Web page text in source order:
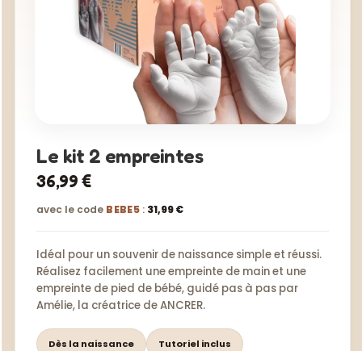
Le kit 2 empreintes
36,99 €
avec le code BEBE5 : 31,99 €
Idéal pour un souvenir de naissance simple et réussi.
Réalisez facilement une empreinte de main et une
empreinte de pied de bébé, guidé pas à pas par
Amélie, la créatrice de ANCRER.
Dès la naissance Tutoriel inclus